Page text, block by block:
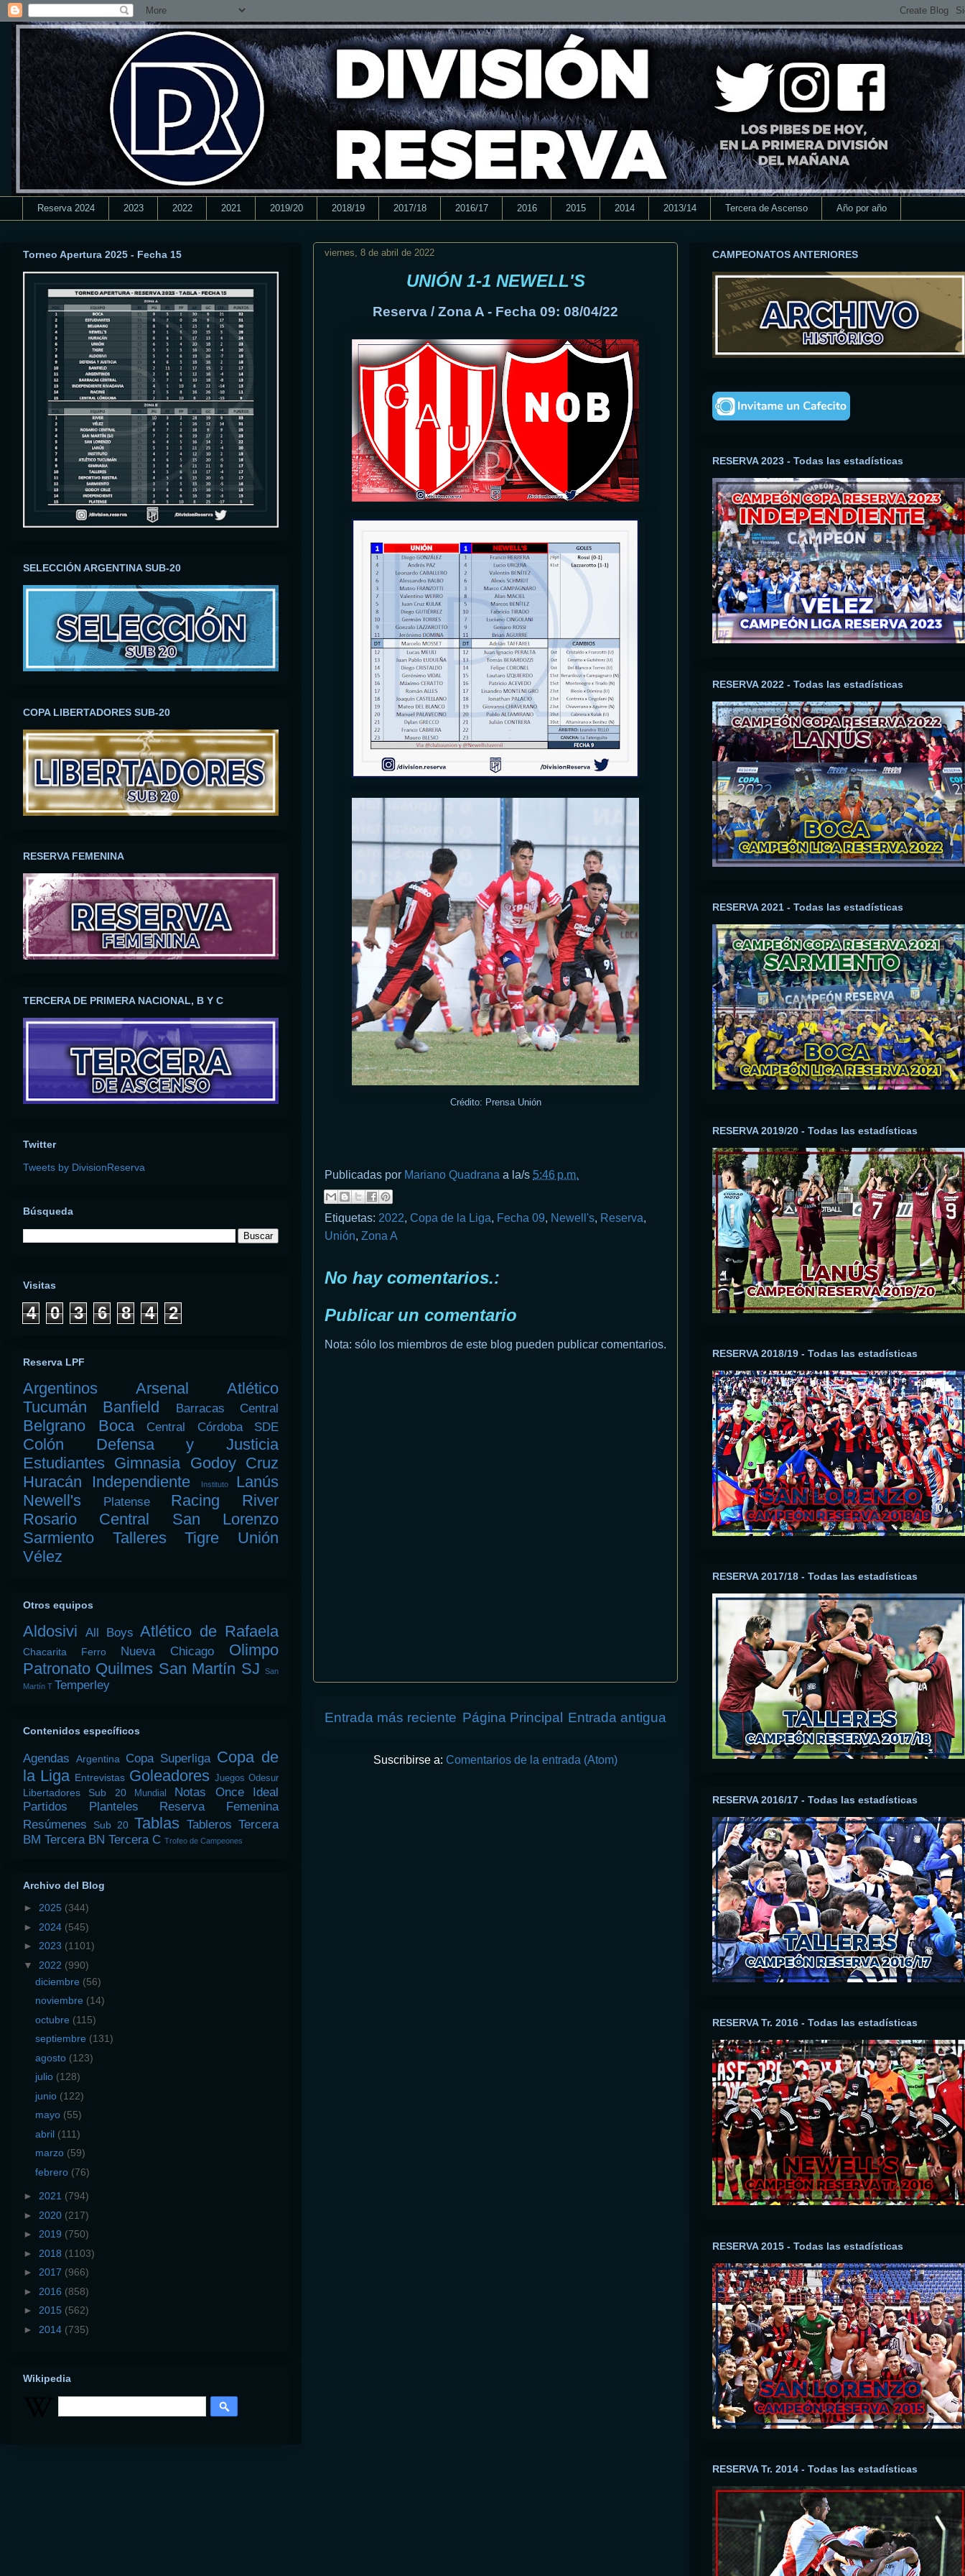
Reserva 2024 2023 2022 2021 2019/20 2018/19 2017/18 2016/17 2016 2015 2014 2013/14 Tercera de Ascenso Año por año
viernes, 8 de abril de 2022
UNIÓN 1-1 NEWELL'S
Reserva / Zona A - Fecha 09: 08/04/22
Crédito: Prensa Unión
Publicadas por Mariano Quadrana a la/s 5:46 p.m.
Etiquetas: 2022, Copa de la Liga, Fecha 09, Newell's, Reserva,
Unión, Zona A
No hay comentarios.:
Publicar un comentario
Nota: sólo los miembros de este blog pueden publicar comentarios.
Entrada más reciente Entrada antigua
Página Principal
Suscribirse a: Comentarios de la entrada (Atom)
Torneo Apertura 2025 - Fecha 15
SELECCIÓN ARGENTINA SUB-20
COPA LIBERTADORES SUB-20
RESERVA FEMENINA
TERCERA DE PRIMERA NACIONAL, B Y C
Twitter
Tweets by DivisionReserva
Búsqueda
Visitas
4 0 3 6 8 4 2
Reserva LPF
Argentinos Arsenal
Atlético
Tucumán
Banfield Barracas Central
Belgrano Boca Central Córdoba SDE
Colón
Defensa y Justicia
Estudiantes Gimnasia Godoy Cruz
Huracán
Independiente Instituto
Lanús
Newell's
Platense Racing
River
Rosario Central
San Lorenzo
Sarmiento
Talleres Tigre
Unión
Vélez
Otros equipos
Aldosivi All Boys Atlético de Rafaela
Chacarita Ferro Nueva Chicago
Olimpo
Patronato Quilmes San Martín SJ
San
Martín T Temperley
Contenidos específicos
Agendas Argentina Copa Superliga Copa de
la Liga Entrevistas Goleadores Juegos Odesur
Libertadores Sub 20 Mundial Notas
Once Ideal
Partidos
Planteles
Reserva Femenina
Resúmenes
Sub 20 Tablas Tableros Tercera
BM Tercera BN Tercera C Trofeo de Campeones
Archivo del Blog
► 2025 (344)
► 2024 (545)
► 2023 (1101)
▼ 2022 (990)
diciembre (56)
noviembre (14)
octubre (115)
septiembre (131)
agosto (123)
julio (128)
junio (122)
mayo (55)
abril (111)
marzo (59)
febrero (76)
► 2021 (794)
► 2020 (217)
► 2019 (750)
► 2018 (1103)
► 2017 (966)
► 2016 (858)
► 2015 (562)
► 2014 (735)
Wikipedia
CAMPEONATOS ANTERIORES
RESERVA 2023 - Todas las estadísticas
RESERVA 2022 - Todas las estadísticas
RESERVA 2021 - Todas las estadísticas
RESERVA 2019/20 - Todas las estadísticas
RESERVA 2018/19 - Todas las estadísticas
RESERVA 2017/18 - Todas las estadísticas
RESERVA 2016/17 - Todas las estadísticas
RESERVA Tr. 2016 - Todas las estadísticas
RESERVA 2015 - Todas las estadísticas
RESERVA Tr. 2014 - Todas las estadísticas